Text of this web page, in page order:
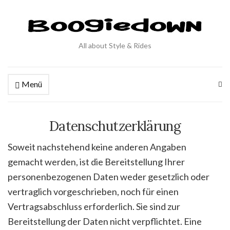
All about Style & Rides
Menü
Datenschutzerklärung
Soweit nachstehend keine anderen Angaben
gemacht werden, ist die Bereitstellung Ihrer
personenbezogenen Daten weder gesetzlich oder
vertraglich vorgeschrieben, noch für einen
Vertragsabschluss erforderlich. Sie sind zur
Bereitstellung der Daten nicht verpflichtet. Eine